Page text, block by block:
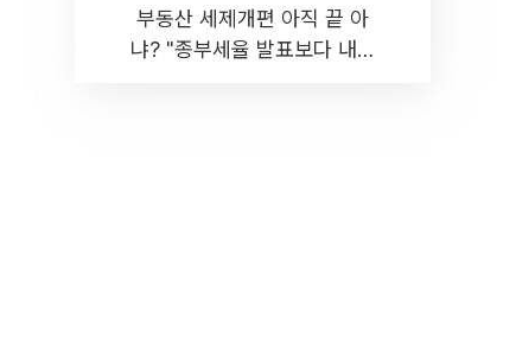
부동산 세제개편 아직 끝 아
냐? "종부세율 발표보다 내릴